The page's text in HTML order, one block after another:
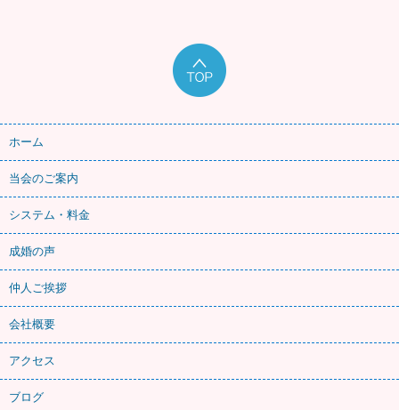
ホーム
当会のご案内
システム・料金
成婚の声
仲人ご挨拶
会社概要
アクセス
ブログ